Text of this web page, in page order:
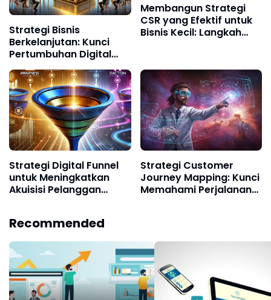
Strategi Bisnis
Berkelanjutan: Kunci
Pertumbuhan Digital
Jangka Panjang di Era
Ekonomi Hijau
Membangun Strategi
CSR yang Efektif untuk
Bisnis Kecil: Langkah
Strategi Digital Funnel
untuk Meningkatkan
Akuisisi Pelanggan
Strategi Customer
Journey Mapping: Kunci
Memahami Perjalanan
Recommended